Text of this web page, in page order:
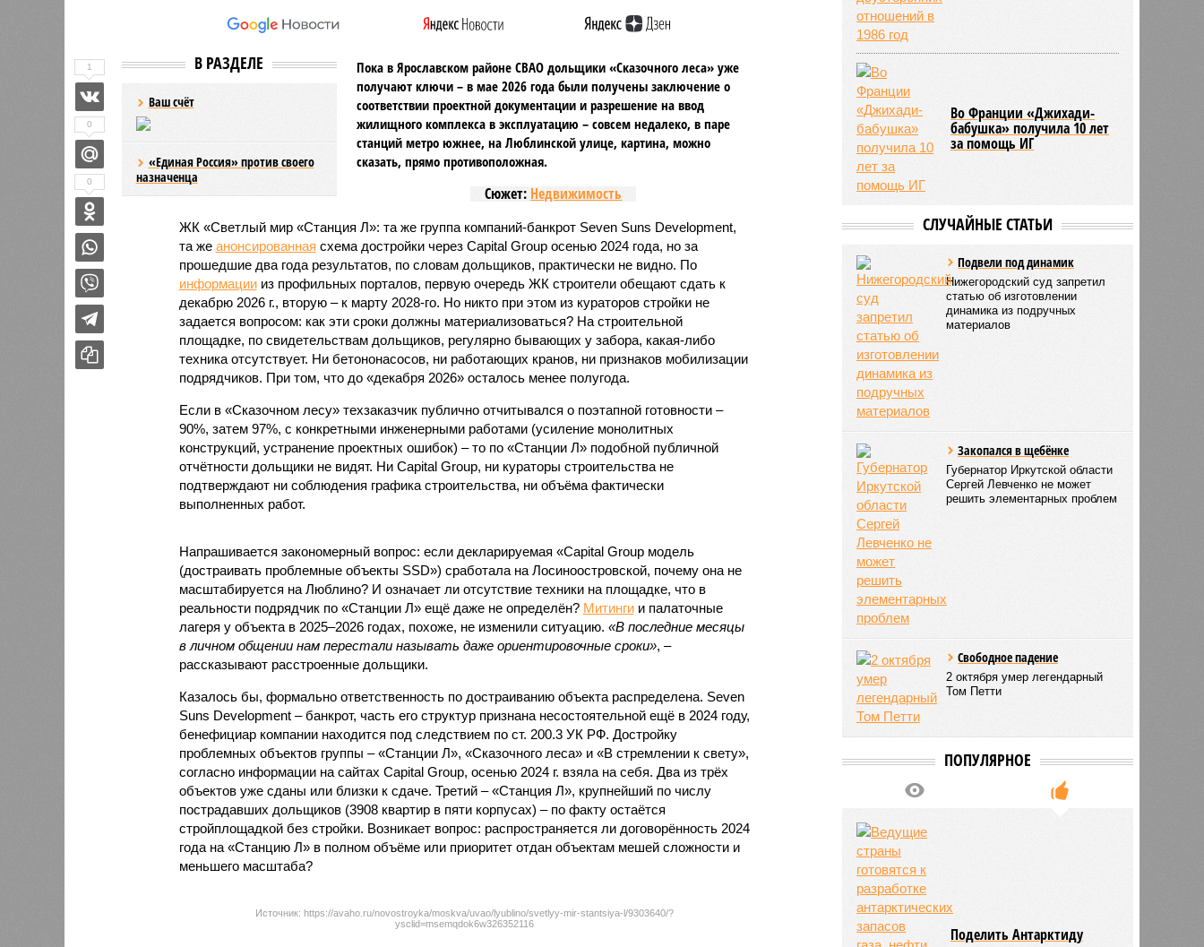
В РАЗДЕЛЕ
Ваш счёт
«Единая Россия» против своего
назначенца
Пока в Ярославском районе СВАО дольщики «Сказочного леса» уже
получают ключи – в мае 2026 года были получены заключение о
соответствии проектной документации и разрешение на ввод
жилищного комплекса в эксплуатацию – совсем недалеко, в паре
станций метро южнее, на Люблинской улице, картина, можно
сказать, прямо противоположная.
Сюжет: Недвижимость
ЖК «Светлый мир «Станция Л»: та же группа компаний-банкрот Seven Suns Development,
та же анонсированная схема достройки через Capital Group осенью 2024 года, но за
прошедшие два года результатов, по словам дольщиков, практически не видно. По
информациииз профильных порталов, первую очередь ЖК строители обещают сдать к
декабрю 2026 г., вторую – к марту 2028-го. Но никто при этом из кураторов стройки не
задается вопросом: как эти сроки должны материализоваться? На строительной
площадке, по свидетельствам дольщиков, регулярно бывающих у забора, какая-либо
техника отсутствует. Ни бетононасосов, ни работающих кранов, ни признаков мобилизации
подрядчиков. При том, что до «декабря 2026» осталось менее полугода.
Если в «Сказочном лесу» техзаказчик публично отчитывался о поэтапной готовности –
90%, затем 97%, с конкретными инженерными работами (усиление монолитных
конструкций, устранение проектных ошибок) – то по «Станции Л» подобной публичной
отчётности дольщики не видят. Ни Capital Group, ни кураторы строительства не
подтверждают ни соблюдения графика строительства, ни объёма фактически
выполненных работ.
Напрашивается закономерный вопрос: если декларируемая «Capital Group модель
(достраивать проблемные объекты SSD») сработала на Лосиноостровской, почему она не
масштабируется на Люблино? И означает ли отсутствие техники на площадке, что в
реальности подрядчик по «Станции Л» ещё даже не определён? Митингии палаточные
лагеря у объекта в 2025–2026 годах, похоже, не изменили ситуацию. «В последние месяцы
в личном общении нам перестали называть даже ориентировочные сроки», –
рассказывают расстроенные дольщики.
Казалось бы, формально ответственность по достраиванию объекта распределена. Seven
Suns Development – банкрот, часть его структур признана несостоятельной ещё в 2024 году,
бенефициар компании находится под следствием по ст. 200.3 УК РФ. Достройку
проблемных объектов группы – «Станции Л», «Сказочного леса» и «В стремлении к свету»,
согласно информации на сайтах Capital Group, осенью 2024 г. взяла на себя. Два из трёх
объектов уже сданы или близки к сдаче. Третий – «Станция Л», крупнейший по числу
пострадавших дольщиков (3908 квартир в пяти корпусах) – по факту остаётся
стройплощадкой без стройки. Возникает вопрос: распространяется ли договорённость 2024
года на «Станцию Л» в полном объёме или приоритет отдан объектам мешей сложности и
меньшего масштаба?
Источник: https://avaho.ru/novostroyka/moskva/uvao/lyublino/svetlyy-mir-stantsiya-l/9303640/?
ysclid=msemqdok6w326352116
1
0
0
Во Франции «Джихади-
бабушка» получила 10 лет
за помощь ИГ
СЛУЧАЙНЫЕ СТАТЬИ
Подвели под динамик
Нижегородский суд запретил
статью об изготовлении
динамика из подручных
материалов
Закопался в щебёнке
Губернатор Иркутской области
Сергей Левченко не может
решить элементарных проблем
Свободное падение
2 октября умер легендарный
Том Петти
ПОПУЛЯРНОЕ
Поделить Антарктиду